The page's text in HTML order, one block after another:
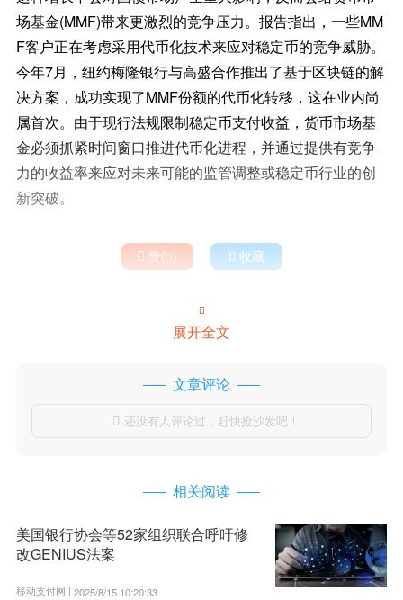
场基金(MMF)带来更激烈的竞争压力。报告指出，一些MM
F客户正在考虑采用代币化技术来应对稳定币的竞争威胁。
今年7月，纽约梅隆银行与高盛合作推出了基于区块链的解
决方案，成功实现了MMF份额的代币化转移，这在业内尚
属首次。由于现行法规限制稳定币支付收益，货币市场基
金必须抓紧时间窗口推进代币化进程，并通过提供有竞争
力的收益率来应对未来可能的监管调整或稳定币行业的创
新突破。
 赞()  收藏

展开全文
文章评论
 还没有人评论过，赶快抢沙发吧！
相关阅读
美国银行协会等52家组织联合呼吁修
改GENIUS法案
移动支付网 | 2025/8/15 10:20:33